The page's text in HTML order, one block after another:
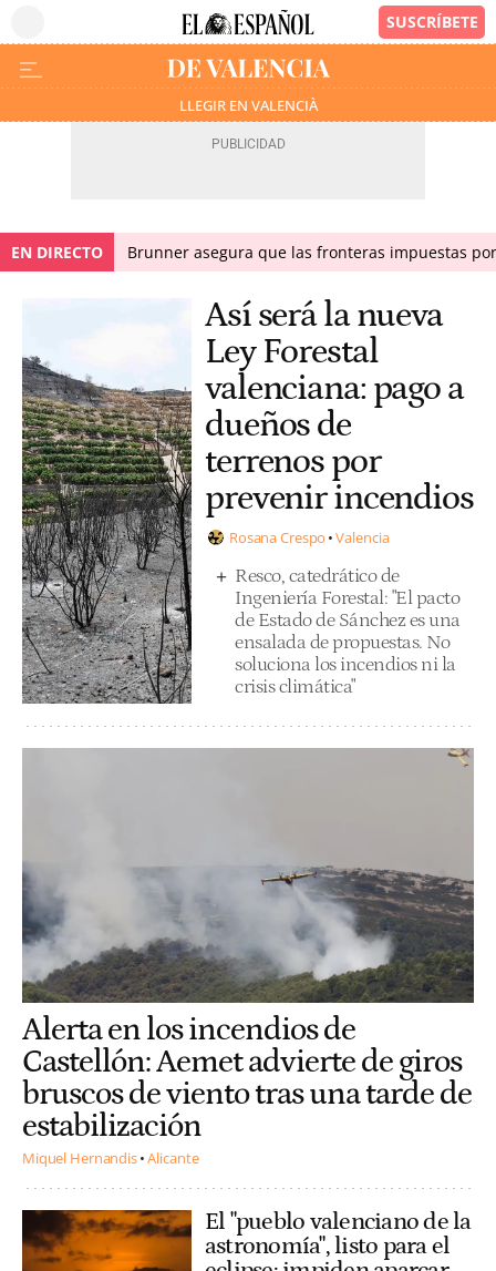
LLEGIR EN VALENCIÀ
EN DIRECTO Brunner asegura que las fronteras impuestas
Así será la nueva
Ley Forestal
valenciana: pago a
dueños de
terrenos por
prevenir incendios
Rosana Crespo Valencia
Resco, catedrático de
Ingeniería Forestal: "El pacto
de Estado de Sánchez es una
ensalada de propuestas. No
soluciona los incendios ni la
crisis climática"
Alerta en los incendios de
Castellón: Aemet advierte de giros
bruscos de viento tras una tarde de
estabilización
Miquel Hernandis Alicante
El "pueblo valenciano de la
astronomía", listo para el